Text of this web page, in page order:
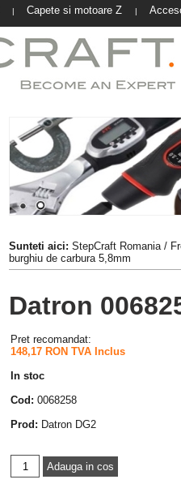
| Capete si motoare Z |
Sunteti aici: StepCraft Romania/
burghiu de carbura 5,8mm
Datron
Pret recomandat:
148,17 RON TVA Inclus
In stoc
Cod: 0068258
Prod: Datron DG2